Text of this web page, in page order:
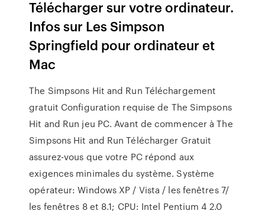
Télécharger sur votre ordinateur.
Infos sur Les Simpson
Springfield pour ordinateur et
Mac
The Simpsons Hit and Run Téléchargement
gratuit Configuration requise de The Simpsons
Hit and Run jeu PC. Avant de commencer à The
Simpsons Hit and Run Télécharger Gratuit
assurez-vous que votre PC répond aux
exigences minimales du système. Système
opérateur: Windows XP / Vista / les fenêtres 7/
les fenêtres 8 et 8.1; CPU: Intel Pentium 4 2.0